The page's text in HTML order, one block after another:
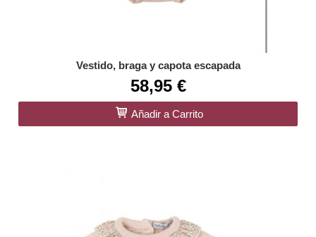
Vestido, braga y capota escapada
58,95 €
Añadir a Carrito